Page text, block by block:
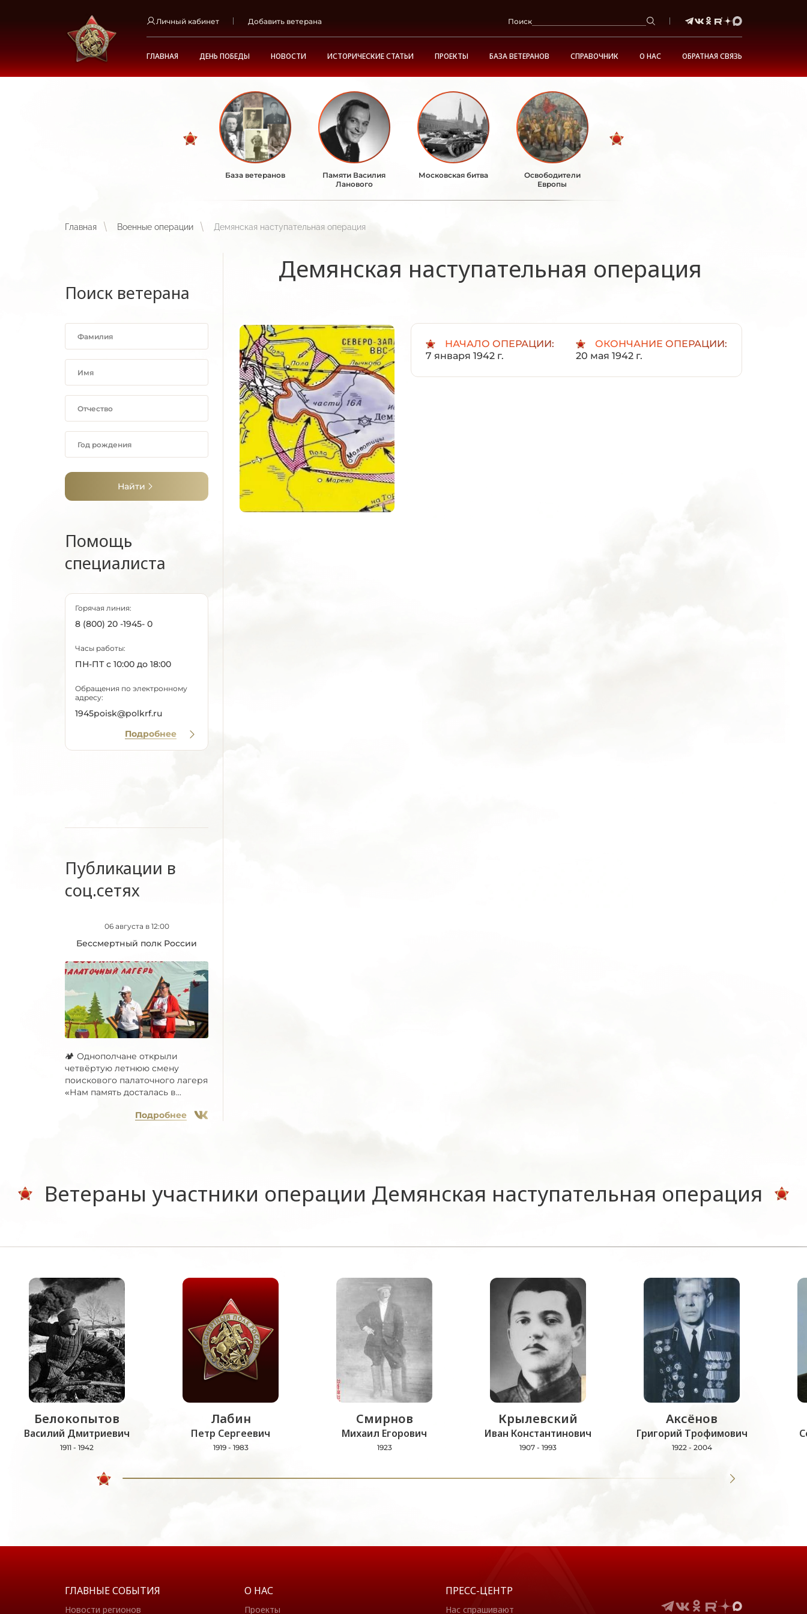
Личный кабинет Добавить ветерана Поиск
ГЛАВНАЯ ДЕНЬ ПОБЕДЫ НОВОСТИ ИСТОРИЧЕСКИЕ СТАТЬИ ПРОЕКТЫ БАЗА ВЕТЕРАНОВ СПРАВОЧНИК О НАС ОБРАТНАЯ СВЯЗЬ
База ветеранов
Памяти Василия
Ланового
Московская битва
Освободители
Европы
Главная Военные операции Демянская наступательная операция
Поиск ветерана
Найти
Помощь
специалиста
Горячая линия:
8 (800) 20 -1945- 0
Часы работы:
ПН-ПТ с 10:00 до 18:00
Обращения по электронному
адресу:
1945poisk@polkrf.ru
Подробнее
Публикации в
соц.сетях
06 августа в 12:00
Бессмертный полк России
🏕 Однополчане открыли
четвёртую летнюю смену
поискового палаточного лагеря
«Нам память досталась в...
Подробнее
Демянская наступательная операция
НАЧАЛО ОПЕРАЦИИ:
7 января 1942 г.
ОКОНЧАНИЕ ОПЕРАЦИИ:
20 мая 1942 г.
Ветераны участники операции Демянская наступательная операция
Белокопытов
Василий Дмитриевич
1911 - 1942
Лабин
Петр Сергеевич
1919 - 1983
Смирнов
Михаил Егорович
1923
Крылевский
Иван Константинович
1907 - 1993
Аксёнов
Григорий Трофимович
1922 - 2004
ГЛАВНЫЕ СОБЫТИЯ
Новости регионов
О НАС
Проекты
ПРЕСС-ЦЕНТР
Нас спрашивают